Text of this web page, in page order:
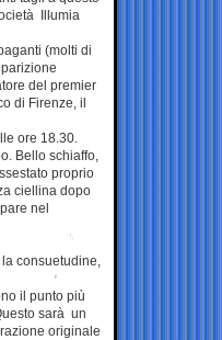
Illumia
(molti di
del premier
di Firenze, il
ore 18.30.
Bello schiaffo,
proprio
ciellina dopo
nel
consuetudine,
il punto più
sarà un
originale